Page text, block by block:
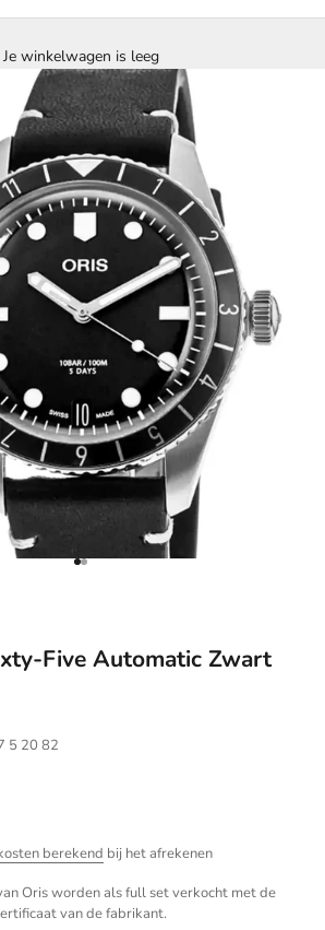
Je winkelwagen is leeg
Naar artikel 1
Naar artikel 2
Five Automatic Zwart
5 20 82
berekend bij het afrekenen
Oris worden als full set verkocht met de
van de fabrikant.